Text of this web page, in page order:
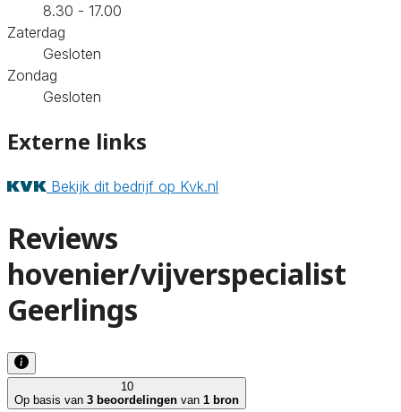
8.30 - 17.00
Zaterdag
Gesloten
Zondag
Gesloten
Externe links
Bekijk dit bedrijf op Kvk.nl
Reviews
hovenier/vijverspecialist
Geerlings
10
Op basis van 3 beoordelingen van 1 bron